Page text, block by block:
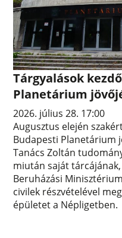
Tárgyalások
Planetárium
2026. július 28. 17:00
Augusztus elején
Budapesti Planetárium
Tanács Zoltán
miután saját
Beruházási
civilek részvételével
épületet a Népligetben.